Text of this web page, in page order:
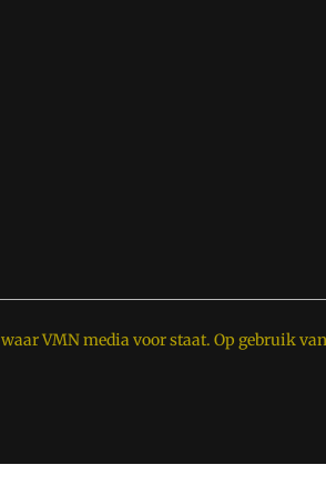
waar VMN media voor staat. Op gebruik